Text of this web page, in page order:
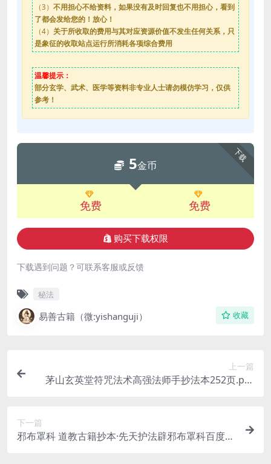
（3） 不用担心不给资料，如果没有及时回复也不用担心，看到
了都会发给您的！放心！
（4） 关于所收取的费用与其对应资源价值不发生任何关系，只
是象征的收取站点运行所消耗各项综合费用
温馨提示：
部分玄学、武术、医学等资料非专业人士请勿模仿学习，仅供
参考！
下载
5金币
免费 免费
购买下载权限
下载遇到问题？可联系客服或反馈
秘法
易善古籍（微:yishanguji） 收藏
上一篇
茅山玄英堂符咒法术高强法师手抄法本252页.pdf
下一篇
邪布罩科 道教古籍抄本·先天护法辟邪布罩科百度网